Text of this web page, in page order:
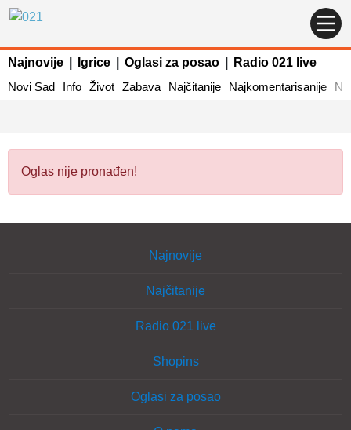
Najnovije Igrice Oglasi za posao
Radio 021 live
Novi Sad
Info Život Zabava Najčitanije Najkomentarisanije
Oglas nije pronađen!
Najnovije
Najčitanije
Radio 021 live
Shopins
Oglasi za posao